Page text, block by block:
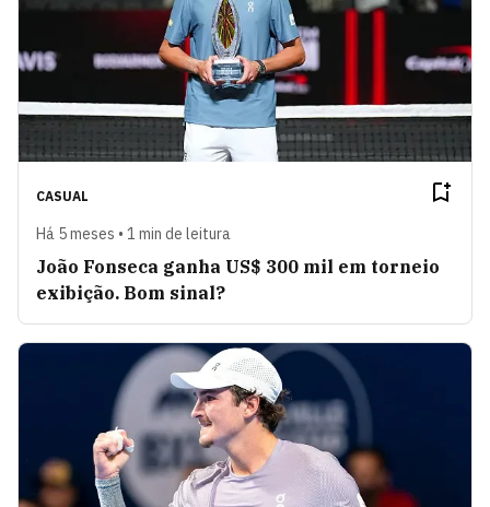
CASUAL
Há 5 meses • 1 min de leitura
João Fonseca ganha US$ 300 mil em torneio
exibição. Bom sinal?